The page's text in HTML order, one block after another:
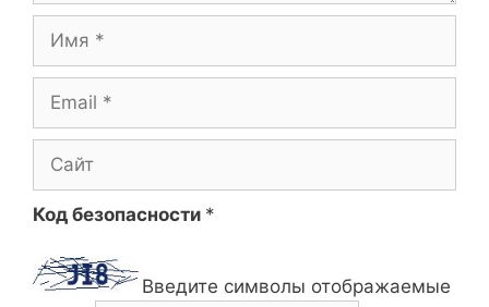
Имя
Email
Сайт
Код безопасности *
Введите символы отображаемые